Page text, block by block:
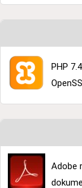
PHP
Adobe